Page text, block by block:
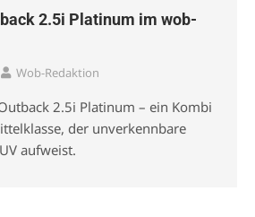
2.5i Platinum im wob-
Wob-Redaktion
2.5i Platinum – ein Kombi
der unverkennbare
aufweist.